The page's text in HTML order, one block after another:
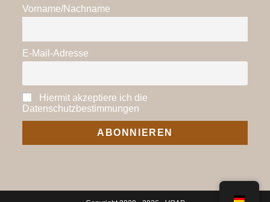
Vorname/Nachname
E-Mail-Adresse
Hiermit akzeptiere ich die
Datenschutzbestimmungen